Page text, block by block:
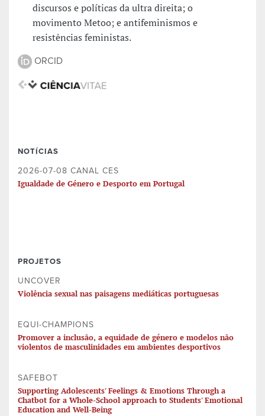
discursos e políticas da ultra direita; o
movimento Metoo; e antifeminismos e
resistências feministas.
ORCID
NOTÍCIAS
2026-07-08 CANAL CES
Igualdade de Género e Desporto em Portugal
PROJETOS
UNCOVER
Violência sexual nas paisagens mediáticas portuguesas
EQUI-CHAMPIONS
Promover a inclusão, a equidade de género e modelos não
violentos de masculinidades em ambientes desportivos
SAFEBOT
Supporting Adolescents' Feelings & Emotions Through a
Chatbot for a Whole-School approach to Students' Emotional
Education and Well-Being